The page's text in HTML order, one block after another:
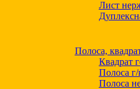
Лист
Полоса,
Квадрат
Полоса г/
Полоса